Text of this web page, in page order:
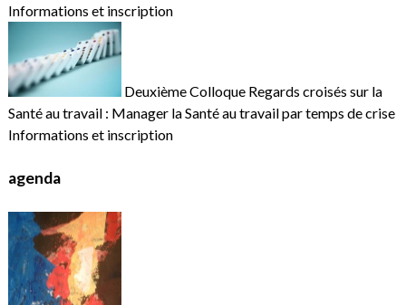
Informations et inscription
Deuxième Colloque Regards croisés sur la
Santé au travail : Manager la Santé au travail par temps de crise
Informations et inscription
agenda